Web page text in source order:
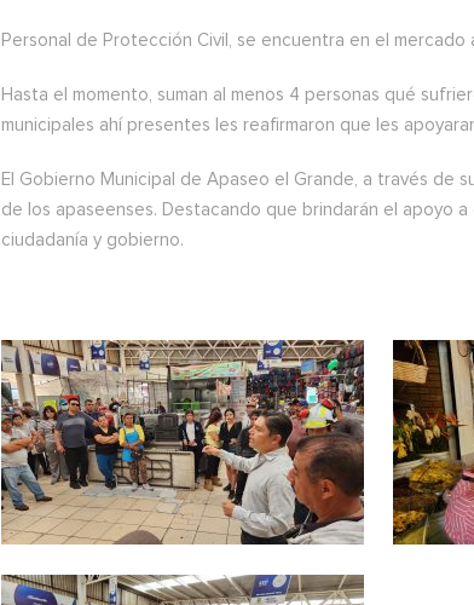
Personal de Protección Civil, se encuentra en el
Hasta el momento, suman al menos 4 personas qué
municipales ahí presentes les reafirmaron que les
El Gobierno Municipal de Apaseo el Grande, a través de
de los apaseenses. Destacando que brindarán el apoyo
ciudadanía y gobierno.